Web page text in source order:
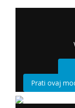
Prati ovaj